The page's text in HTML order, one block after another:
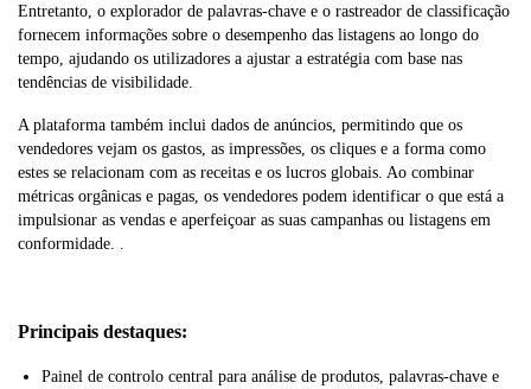
Entretanto, o explorador de palavras-chave e o rastreador de classificação
fornecem informações sobre o desempenho das listagens ao longo do
tempo, ajudando os utilizadores a ajustar a estratégia com base nas
tendências de visibilidade.
A plataforma também inclui dados de anúncios, permitindo que os
vendedores vejam os gastos, as impressões, os cliques e a forma como
estes se relacionam com as receitas e os lucros globais. Ao combinar
métricas orgânicas e pagas, os vendedores podem identificar o que está a
impulsionar as vendas e aperfeiçoar as suas campanhas ou listagens em
conformidade. .
Principais destaques:
Painel de controlo central para análise de produtos, palavras-chave e